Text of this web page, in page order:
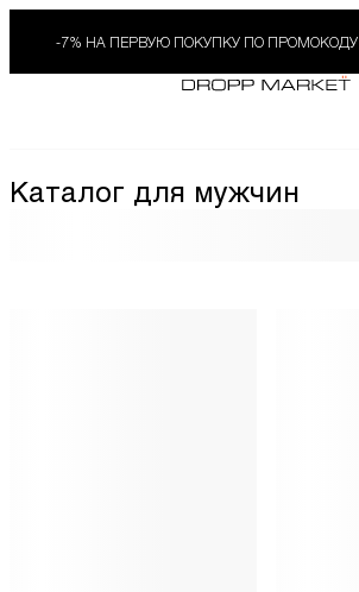
-7% НА ПЕРВУЮ ПОКУПКУ ПО ПРОМОКОДУ
Каталог для мужчин